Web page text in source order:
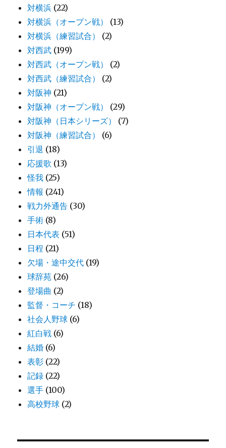
対横浜 (22)
対横浜（オープン戦）
(13)
対横浜（練習試合）
(2)
対西武 (199)
対西武（オープン戦）
(2)
対西武（練習試合）
(2)
対阪神 (21)
対阪神（オープン戦）
(29)
対阪神（日本シリーズ）
(7)
対阪神（練習試合）
(6)
引退 (18)
応援歌 (13)
怪我 (25)
情報 (241)
戦力外通告 (30)
手術 (8)
日本代表 (51)
日程 (21)
欠場・途中交代 (19)
球辞苑 (26)
登場曲 (2)
監督・コーチ (18)
社会人野球 (6)
紅白戦 (6)
結婚 (6)
表彰 (22)
記録 (22)
選手 (100)
高校野球 (2)